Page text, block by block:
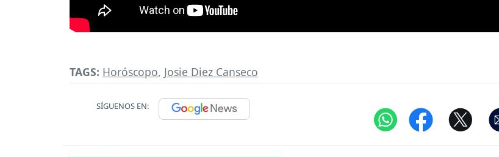
TAGS: Horóscopo, Josie Diez Canseco
SÍGUENOS EN: